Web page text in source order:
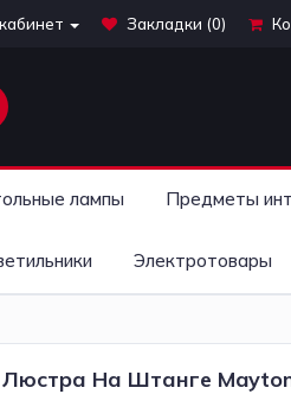
Закладки (0)
лампы Предметы
Электротовары
Люстра На Штанге